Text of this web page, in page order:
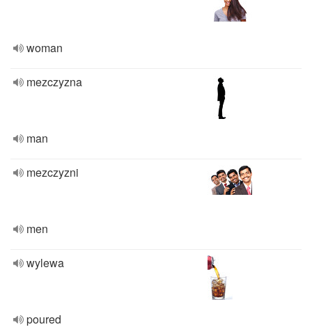
woman
mezczyzna
man
mezczyzni
men
wylewa
poured